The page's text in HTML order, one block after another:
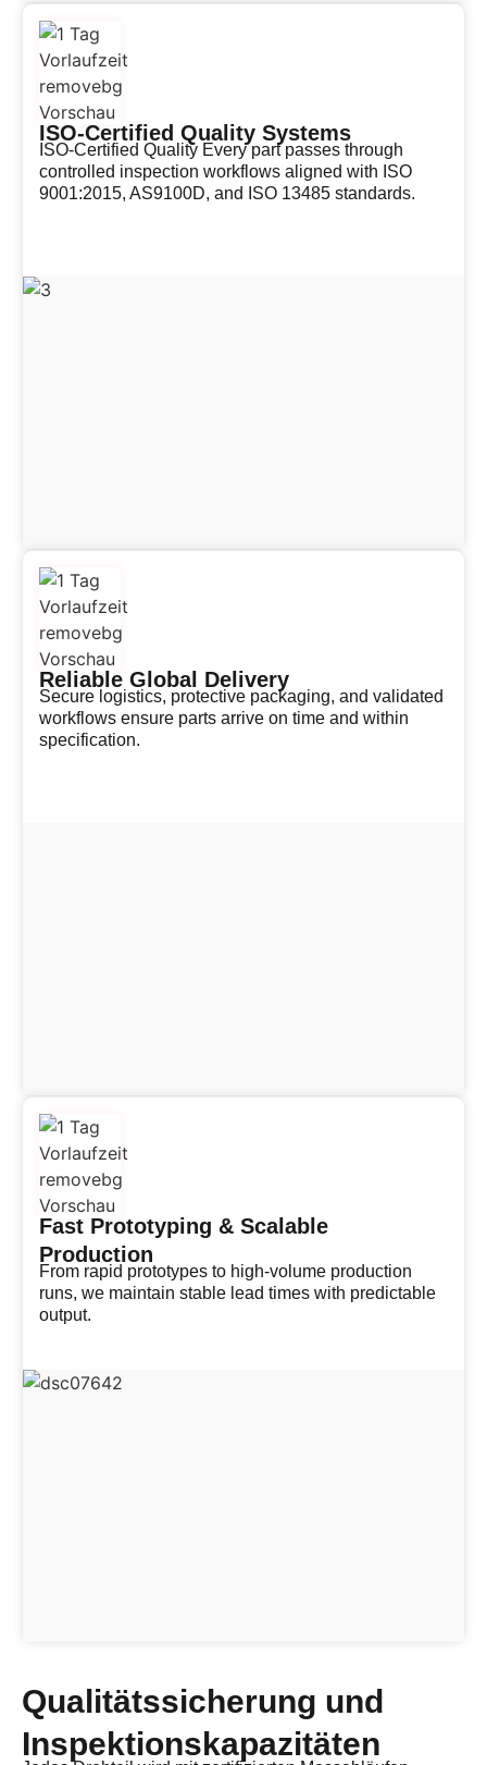
ISO-Certified Quality Systems
ISO-Certified Quality Every part passes through
controlled inspection workflows aligned with ISO
9001:2015, AS9100D, and ISO 13485 standards.
Reliable Global Delivery
Secure logistics, protective packaging, and validated
workflows ensure parts arrive on time and within
specification.
Fast Prototyping & Scalable
Production
From rapid prototypes to high-volume production
runs, we maintain stable lead times with predictable
output.
Qualitätssicherung und
Inspektionskapazitäten